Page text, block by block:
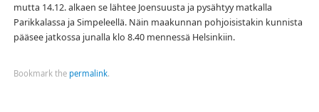
mutta 14.12. alkaen se lähtee Joensuusta ja pysähtyy matkalla
Parikkalassa ja Simpeleellä. Näin maakunnan pohjoisistakin kunnista
pääsee jatkossa junalla klo 8.40 mennessä Helsinkiin.
Bookmark the permalink.